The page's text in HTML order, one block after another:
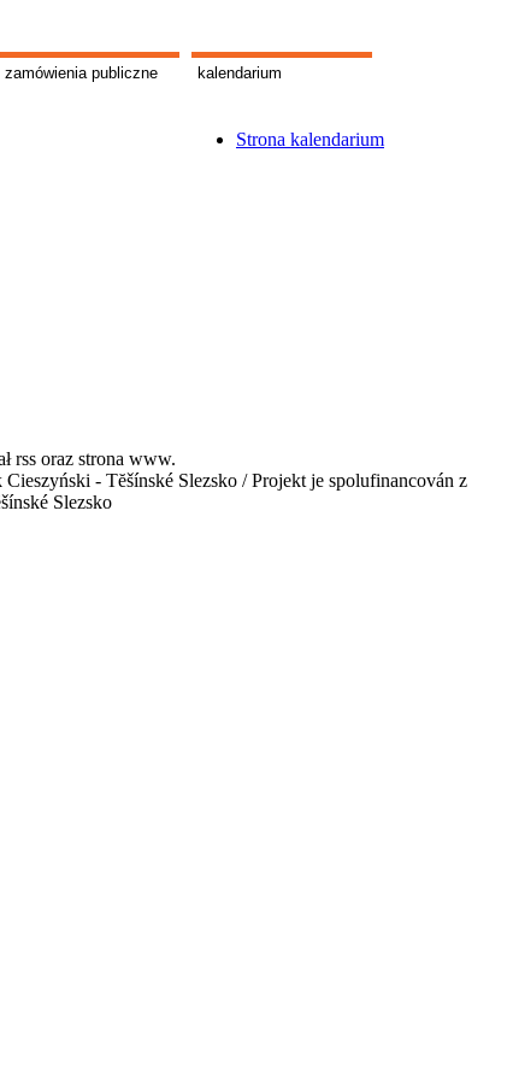
zamówienia publiczne kalendarium
Strona kalendarium
rss oraz strona www.
- Tĕšínské Slezsko / Projekt je spolufinancován z
Slezsko